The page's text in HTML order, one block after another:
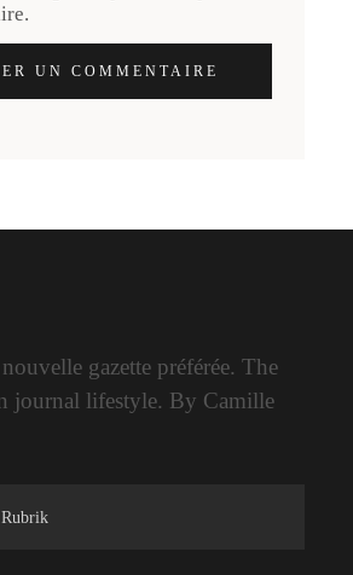
UN COMMENTAIRE
gazette préférée. The
journal lifestyle. By Camille